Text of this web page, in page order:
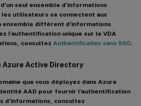
$1
seul ensemble d’informations
les utilisateurs se connectent aux
ensemble différent d’informations
l’authentification unique sur le VDA
consultez Authentification sans SSO.
Active Directory
que vous déployez dans Azure
AAD pour fournir l’authentification
d’informations, consultez